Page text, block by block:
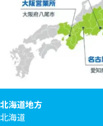
北海道地方
北海道